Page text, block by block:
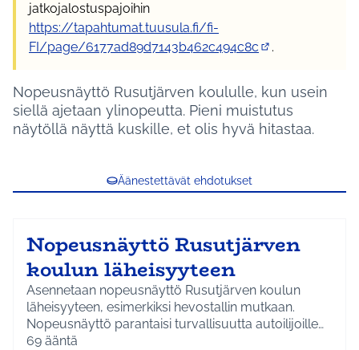
jatkojalostuspajoihin
https://tapahtumat.tuusula.fi/fi-
FI/page/6177ad89d7143b462c494c8c
.
Nopeusnäyttö Rusutjärven koululle, kun usein
siellä ajetaan ylinopeutta. Pieni muistutus
näytöllä näyttä kuskille, et olis hyvä hitastaa.
Äänestettävät ehdotukset
Nopeusnäyttö Rusutjärven
koulun läheisyyteen
Asennetaan nopeusnäyttö Rusutjärven koulun
läheisyyteen, esimerkiksi hevostallin mutkaan.
Nopeusnäyttö parantaisi turvallisuutta autoilijoille
sekä jalankulkijoille.
69 ääntä